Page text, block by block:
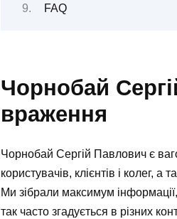
FAQ
Чорнобай
враження
Чорнобай Сергій Павлович є
користувачів, клієнтів і колег,
Ми зібрали максимум
так часто згадується в різних